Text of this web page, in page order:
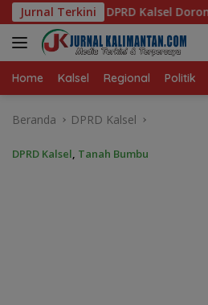
Langsung
ke
konten
Jurnal Terkini
Pembenahan AMKS Hasanuddin
Home Kalsel Regional Politik
Beranda DPRD Kalsel
DPRD Kalsel, Tanah Bumbu